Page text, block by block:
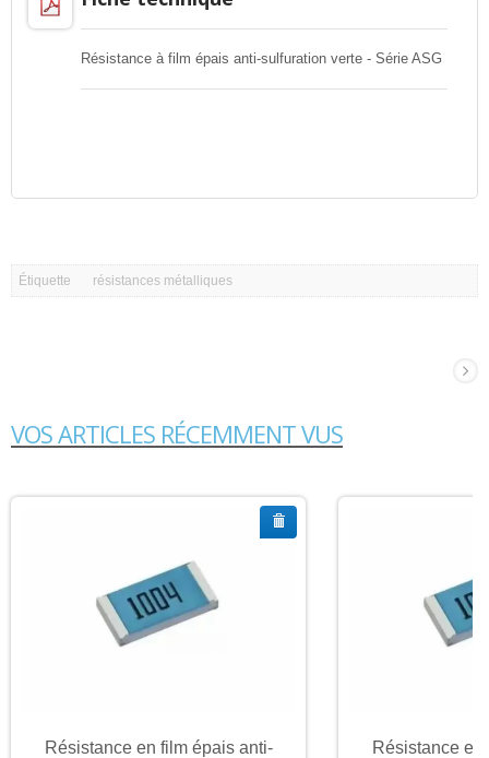
Résistance à film épais anti-sulfuration verte - Série ASG
Étiquette résistances métalliques
VOS ARTICLES RÉCEMMENT VUS
Résistance en film épais anti-
Résistance